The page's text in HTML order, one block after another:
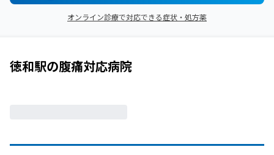
オンライン診療で対応できる症状・処方薬
徳和駅の腹痛対応病院